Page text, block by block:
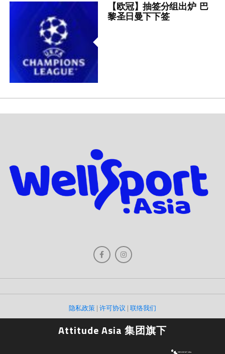
【欧冠】抽签分组出炉 巴
黎圣日曼下下签
隐私政策 | 许可协议 | 联络我们
Attitude Asia 集团旗下